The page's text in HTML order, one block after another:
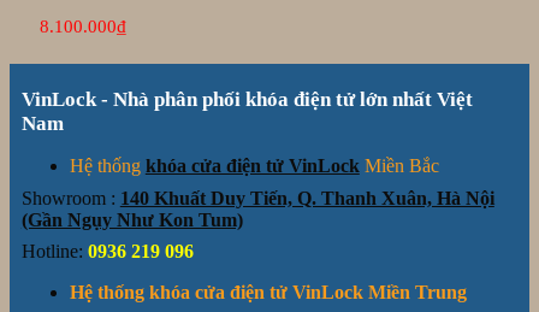
8.100.000₫
VinLock - Nhà phân phối khóa điện tử lớn nhất Việt
Nam
Hệ thống khóa cửa điện tử VinLock Miền Bắc
Showroom : 140 Khuất Duy Tiến, Q. Thanh Xuân, Hà Nội
(Gần Ngụy Như Kon Tum)
Hotline: 0936 219 096
Hệ thống khóa cửa điện tử VinLock Miền Trung